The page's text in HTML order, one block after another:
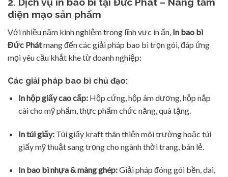
2. Dịch vụ in bao bì tại Đức Phát – Nâng tầm
diện mạo sản phẩm
Với nhiều năm kinh nghiệm trong lĩnh vực in ấn, In bao bì
Đức Phátmang đến các giải pháp bao bì trọn gói, đáp ứng
mọi yêu cầu khắt khe từ doanh nghiệp:
Các giải pháp bao bì chủ đạo:
In hộp giấy cao cấp:Hộp cứng, hộp âm dương, hộp nắp
cài cho mỹ phẩm, thực phẩm chức năng, quà tặng.
In túi giấy:Túi giấy kraft thân thiện môi trường hoặc túi
giấy mỹ thuật sang trọng cho ngành thời trang, bán lẻ.
In bao bì nhựa & màng ghép:Giải pháp đóng gói bền, dai,